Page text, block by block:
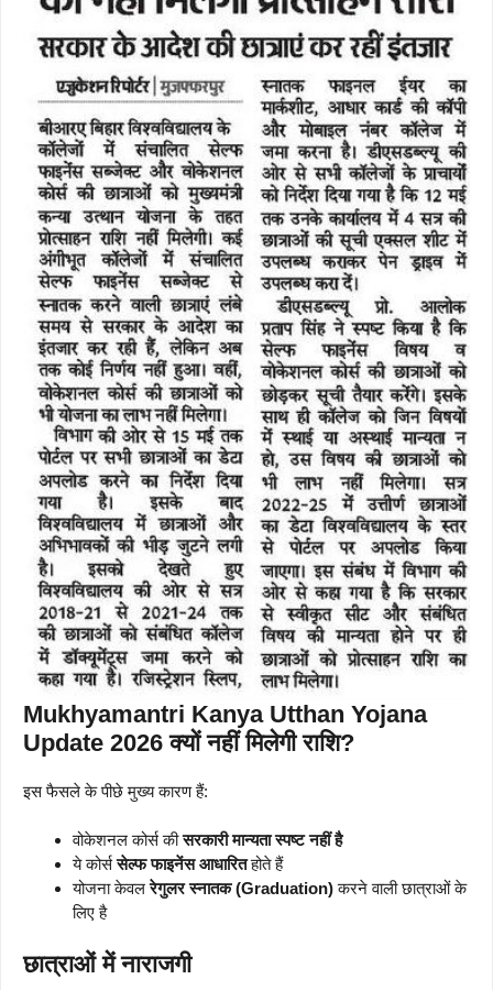
Mukhyamantri Kanya Utthan Yojana
Update 2026 क्यों नहीं मिलेगी राशि?
इस फैसले के पीछे मुख्य कारण हैं:
वोकेशनल कोर्स कीसरकारी मान्यता स्पष्ट नहीं है
ये कोर्ससेल्फ फाइनेंस आधारितहोते हैं
योजना केवलरेगुलर स्नातक (Graduation)करने वाली छात्राओं के
लिए है
छात्राओं में नाराजगी